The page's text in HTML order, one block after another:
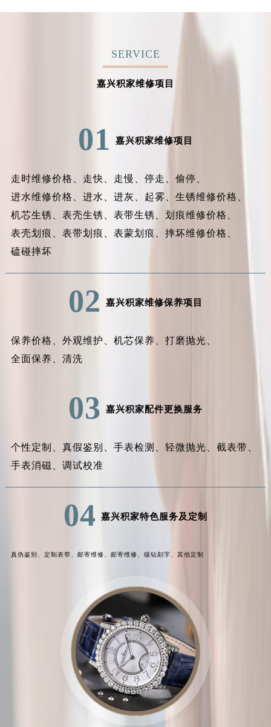
SERVICE
嘉兴积家维修项目
01 嘉兴积家维修项目
走时维修价格、 走快、 走慢、 停走、 偷停、
进水维修价格、 进水、 进灰、 起雾、 生锈维修价格、
机芯生锈、 表壳生锈、 表带生锈、 划痕维修价格、
表壳划痕、 表带划痕、 表蒙划痕、 摔坏维修价格、
磕碰摔坏
02 嘉兴积家维修保养项目
保养价格、 外观维护、 机芯保养、 打磨抛光、
全面保养、 清洗
03 嘉兴积家配件更换服务
个性定制、 真假鉴别、 手表检测、 轻微抛光、 截表带、
手表消磁、 调试校准
04 嘉兴积家特色服务及定制
真伪鉴别、 定制表带、 邮寄维修、 邮寄维修、 镶钻刻字、 其他定制